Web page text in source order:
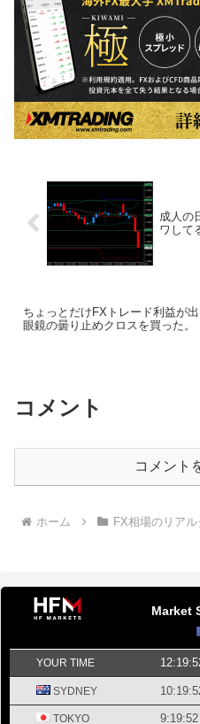
成人の
ワして
ちょっとだけFXトレード利益が出
眼鏡の曇り止めクロスを買った。
コメント
コメント
ホーム FX相場のリア
Market